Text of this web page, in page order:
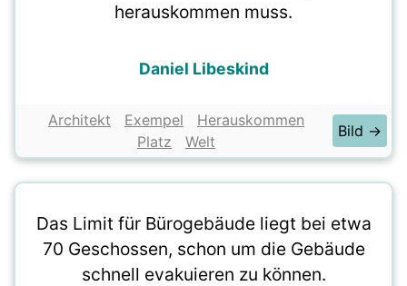
herauskommen muss.
Daniel Libeskind
Architekt Exempel
Herauskommen
Platz
Welt
Bild →
Das Limit für Bürogebäude liegt bei etwa
70 Geschossen, schon um die Gebäude
schnell evakuieren zu können.